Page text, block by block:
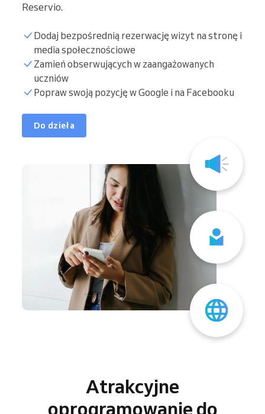
Reservio.
Dodaj bezpośrednią rezerwację wizyt na stronę i
media społecznościowe
Zamień obserwujących w zaangażowanych
uczniów
Popraw swoją pozycję w Google i na Facebooku
Do dzieła
Atrakcyjne
oprogramowanie do